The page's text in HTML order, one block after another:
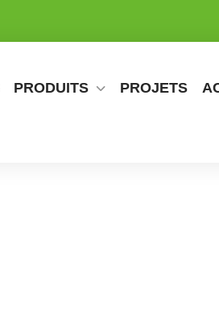
PRODUITS PROJETS